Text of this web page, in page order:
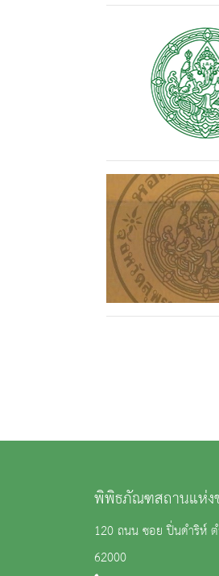
พิพิธภัณฑสถานแห่ง
120 ถนน ซอย ปิ่นดำริห์ ต
62000